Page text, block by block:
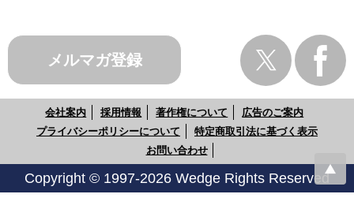
メルマガ登録
会社案内 採用情報 著作権について
広告のご案内
プライバシーポリシーについて
特定商取引法に基づく表示
お問い合わせ
Copyright © 1997-2026 Wedge Rights Reserved